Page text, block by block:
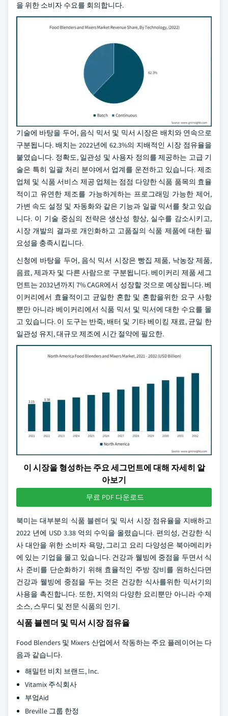
을 위한 소비자 수요를 회의합니다.
기술에 바탕을 두어, 음식 믹서 및 믹서 시장은 배치와 연속으로
구분됩니다. 배치는 2022년에 62.3%의 지배적인 시장 점유율을
붙였습니다. 정확도, 일관성 및 사용자 정의를 제공하는 고급 기
술은 특히 일괄 처리 분야에서 업계를 운전하고 있습니다. 제조
업체 및 식품 서비스 제공 업체는 점점 다양한 식품 품목의 효율
적이고 유연한 제조를 가능하게하는 프로그래밍 가능한 제어,
가변 속도 설정 및 자동화와 같은 기능과 일괄 믹서를 찾고 있습
니다. 이 기술 중심의 전략은 생산성 향상, 실수를 감소시키고,
시장 개발의 결과로 개인화하고 고품질의 식품 제품에 대한 필
요성을 충족시킵니다.
신청에 바탕을 두어, 음식 믹서 시장은 빵집 제품, 낙농장 제품,
음료, 제과자 및 다른 사람으로 구분됩니다. 베이커리 제품 세그
먼트는 2032년까지 7% CAGR에서 성장할 것으로 예상됩니다. 베
이커리에서 효율적이고 균일한 혼합 및 혼합을위한 요구 사항
뿐만 아니라 베이커리에서 식품 믹서 및 믹서에 대한 수요를 몰
고 있습니다. 이 도구는 반죽, 배터 및 기타 베이킹 재료, 균일 한
일관성 유지, 대규모 제조에 시간 절약에 필요한.
이 시장을 형성하는 주요 세그먼트에 대해 자세히 알
아보기
무료 PDF 다운로드
북미는 대부분의 식품 블렌더 및 믹서 시장 점유율을 지배하고
2022 년에 USD 3.38 억의 수익을 올렸습니다. 편의성, 건강한 식
사 대안을 위한 소비자 욕망, 그리고 요리 다양성은 북아메리카
에 있는 기업을 몰고 있습니다. 건강과 웰빙에 중점을 두면서 식
사 준비를 단순화하기 위해 효율적인 주방 장비를 원하신다면
건강과 웰빙에 중점을 두는 것은 건강한 식사를위한 믹서기의
사용을 촉진합니다. 또한, 지역의 다양한 요리뿐만 아니라 수제
소스, 스무디 및 전문 식품의 인기.
식품 블렌더 및 믹서 시장 점유율
Food Blenders 및 Mixers 산업에서 작동하는 주요 플레이어는 다
음과 같습니다.
해밀턴 비치 브랜드, Inc.
Vitamix 주식회사
부엌Aid
Breville 그룹 한정